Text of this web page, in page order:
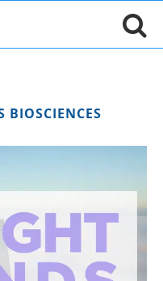
BIOSCIENCES